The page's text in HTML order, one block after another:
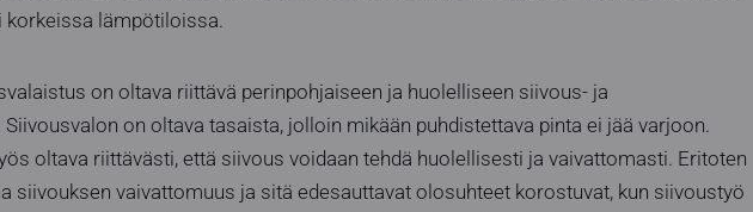
korkeissa lämpötiloissa.
on oltava riittävä perinpohjaiseen ja huolelliseen siivous- ja
on oltava tasaista, jolloin mikään puhdistettava pinta ei jää varjoon.
oltava riittävästi, että siivous voidaan tehdä huolellisesti ja vaivattomasti. Eritoten
siivouksen vaivattomuus ja sitä edesauttavat olosuhteet korostuvat, kun siivoustyö